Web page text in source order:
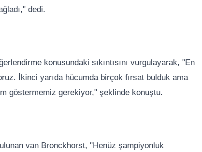
dedi.
konusundaki sıkıntısını vurgulayarak, "En
İkinci yarıda hücumda birçok fırsat bulduk ama
göstermemiz gerekiyor," şeklinde konuştu.
van Bronckhorst, "Henüz şampiyonluk